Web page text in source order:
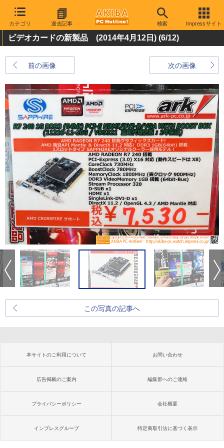
カテゴリ 過去記事 検索 Impressサイト
ビデオカードの新製品 (2014年4月12日) (6/12)
前の画像 次の画像
この写真の記事へ
本サイトのご利用について お問い合わせ
広告掲載のご案内 編集部へのご連絡
プライバシーポリシー 会社概要
インプレスグループ 特定商取引法に基づく表示